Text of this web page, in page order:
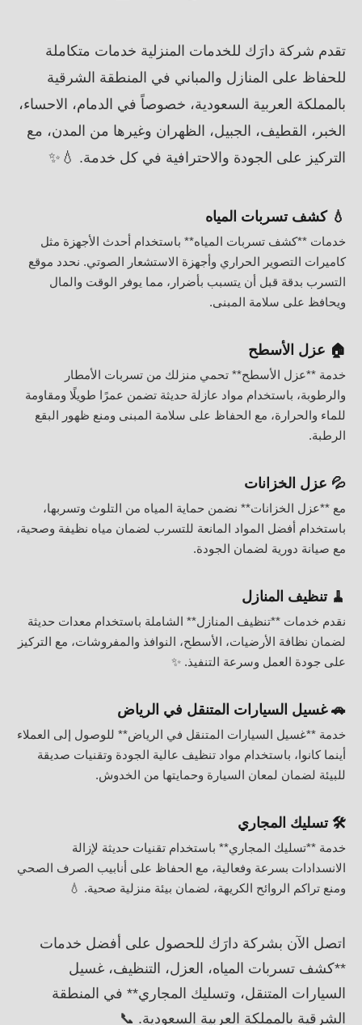
تقدم شركة دارَك للخدمات المنزلية خدمات متكاملة
للحفاظ على المنازل والمباني في المنطقة الشرقية
بالمملكة العربية السعودية، خصوصاً في الدمام، الاحساء،
الخبر، القطيف، الجبيل، الظهران وغيرها من المدن، مع
التركيز على الجودة والاحترافية في كل خدمة. 💧✨
💧 كشف تسربات المياه
خدمات **كشف تسربات المياه** باستخدام أحدث الأجهزة مثل
كاميرات التصوير الحراري وأجهزة الاستشعار الصوتي. نحدد موقع
التسرب بدقة قبل أن يتسبب بأضرار، مما يوفر الوقت والمال
ويحافظ على سلامة المبنى.
🏠 عزل الأسطح
خدمة **عزل الأسطح** تحمي منزلك من تسربات الأمطار
والرطوبة، باستخدام مواد عازلة حديثة تضمن عمرًا طويلًا ومقاومة
للماء والحرارة، مع الحفاظ على سلامة المبنى ومنع ظهور البقع
الرطبة.
💦 عزل الخزانات
مع **عزل الخزانات** نضمن حماية المياه من التلوث وتسربها،
باستخدام أفضل المواد المانعة للتسرب لضمان مياه نظيفة وصحية،
مع صيانة دورية لضمان الجودة.
🧹 تنظيف المنازل
نقدم خدمات **تنظيف المنازل** الشاملة باستخدام معدات حديثة
لضمان نظافة الأرضيات، الأسطح، النوافذ والمفروشات، مع التركيز
على جودة العمل وسرعة التنفيذ. ✨
🚗 غسيل السيارات المتنقل في الرياض
خدمة **غسيل السيارات المتنقل في الرياض** للوصول إلى العملاء
أينما كانوا، باستخدام مواد تنظيف عالية الجودة وتقنيات صديقة
للبيئة لضمان لمعان السيارة وحمايتها من الخدوش.
🛠️ تسليك المجاري
خدمة **تسليك المجاري** باستخدام تقنيات حديثة لإزالة
الانسدادات بسرعة وفعالية، مع الحفاظ على أنابيب الصرف الصحي
ومنع تراكم الروائح الكريهة، لضمان بيئة منزلية صحية. 💧
اتصل الآن بشركة دارَك للحصول على أفضل خدمات
**كشف تسربات المياه، العزل، التنظيف، غسيل
السيارات المتنقل، وتسليك المجاري** في المنطقة
الشرقية بالمملكة العربية السعودية. 📞